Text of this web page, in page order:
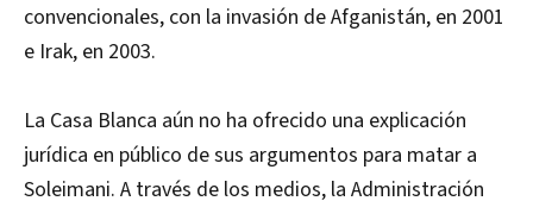
convencionales, con la invasión de Afganistán, en 2001
e Irak, en 2003.
La Casa Blanca aún no ha ofrecido una explicación
jurídica en público de sus argumentos para matar a
Soleimani. A través de los medios, la Administración